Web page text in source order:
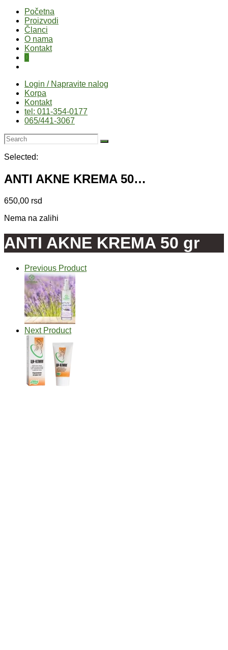
Početna
Proizvodi
Članci
O nama
Kontakt
0
Login / Napravite nalog
Korpa
Kontakt
tel: 011-354-0177
065/441-3067
Selected:
ANTI AKNE KREMA 50…
650,00 rsd
Nema na zalihi
ANTI AKNE KREMA 50 gr
Previous Product
Next Product